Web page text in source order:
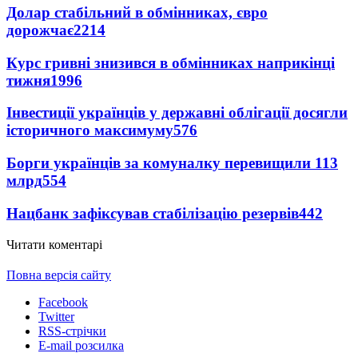
Долар стабільний в обмінниках, євро
дорожчає2214
Курс гривні знизився в обмінниках наприкінці
тижня1996
Інвестиції українців у державні облігації досягли
історичного максимуму576
Борги українців за комуналку перевищили 113
млрд554
Нацбанк зафіксував стабілізацію резервів442
Читати коментарі
Повна версія сайту
Facebook
Twitter
RSS-стрічки
E-mail розсилка